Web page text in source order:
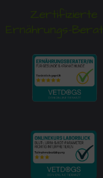
Zertifizierte
Ernährungs-